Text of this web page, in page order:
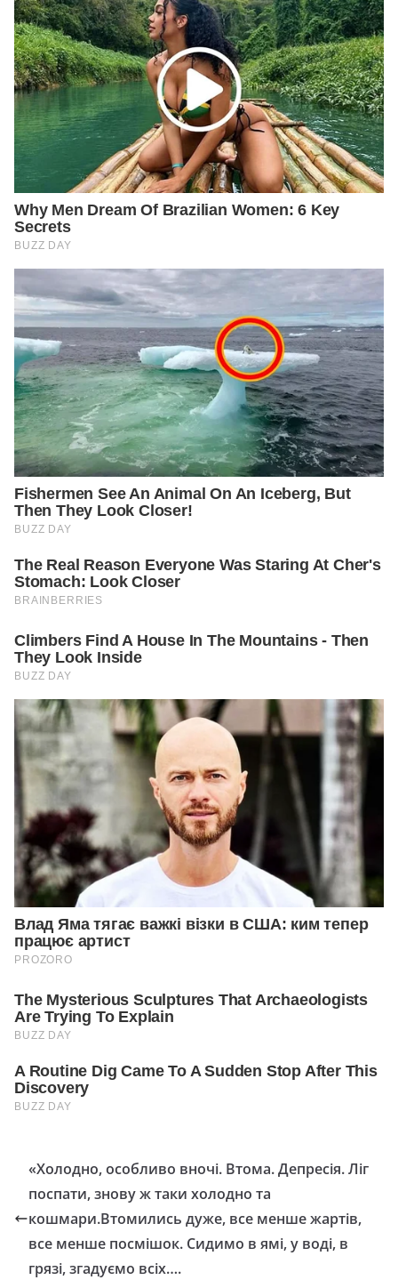
«Холодно, особливо вночі. Втома. Депресія. Ліг
поспати, знову ж таки холодно та
кошмари.Втомились дуже, все менше жартів,
все менше посмішок. Сидимо в ямі, у воді, в
грязі, згадуємо всіх….